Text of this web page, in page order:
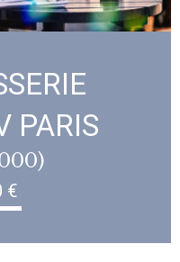
PARIS
€